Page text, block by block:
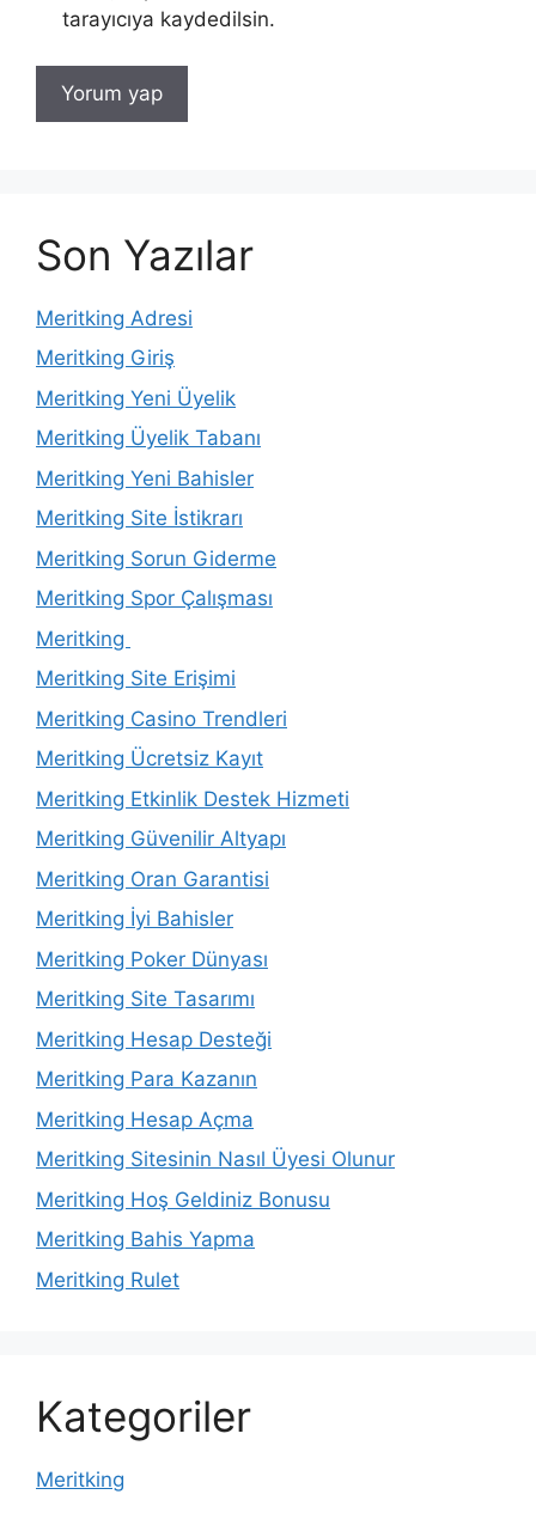
tarayıcıya kaydedilsin.
Son Yazılar
Meritking Adresi
Meritking Giriş
Meritking Yeni Üyelik
Meritking Üyelik Tabanı
Meritking Yeni Bahisler
Meritking Site İstikrarı
Meritking Sorun Giderme
Meritking Spor Çalışması
Meritking
Meritking Site Erişimi
Meritking Casino Trendleri
Meritking Ücretsiz Kayıt
Meritking Etkinlik Destek Hizmeti
Meritking Güvenilir Altyapı
Meritking Oran Garantisi
Meritking İyi Bahisler
Meritking Poker Dünyası
Meritking Site Tasarımı
Meritking Hesap Desteği
Meritking Para Kazanın
Meritking Hesap Açma
Meritking Sitesinin Nasıl Üyesi Olunur
Meritking Hoş Geldiniz Bonusu
Meritking Bahis Yapma
Meritking Rulet
Kategoriler
Meritking